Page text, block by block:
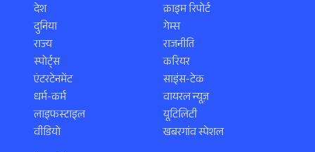
देश
दुनिया
राज्य
स्पोर्ट्स
एंटरटेनमेंट
धर्म-कर्म
लाइफस्टाइल
वीडियो
क्राइम रिपोर्ट
गेम्स
राजनीति
करियर
साइंस-टेक
वायरल न्यूज़
यूटिलिटी
खबरगांव स्पेशल